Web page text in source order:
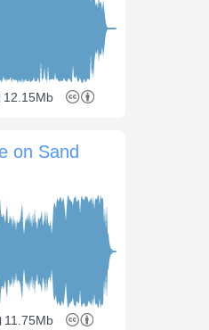
12.15Mb
on Sand
11.75Mb